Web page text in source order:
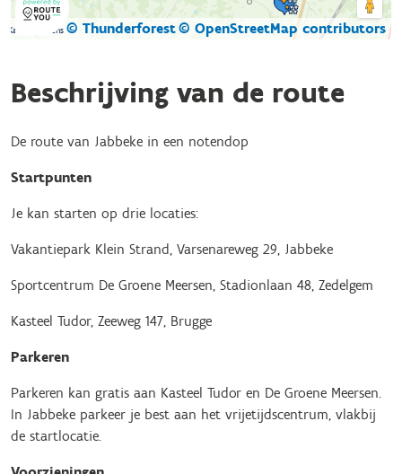
Kaartgegevens © Thunderforest© OpenStreetMap contributors
Beschrijving van de route
De route van Jabbeke in een notendop
Startpunten
Je kan starten op drie locaties:
Vakantiepark Klein Strand, Varsenareweg 29, Jabbeke
Sportcentrum De Groene Meersen, Stadionlaan 48, Zedelgem
Kasteel Tudor, Zeeweg 147, Brugge
Parkeren
Parkeren kan gratis aan Kasteel Tudor en De Groene Meersen.
In Jabbeke parkeer je best aan het vrijetijdscentrum, vlakbij
de startlocatie.